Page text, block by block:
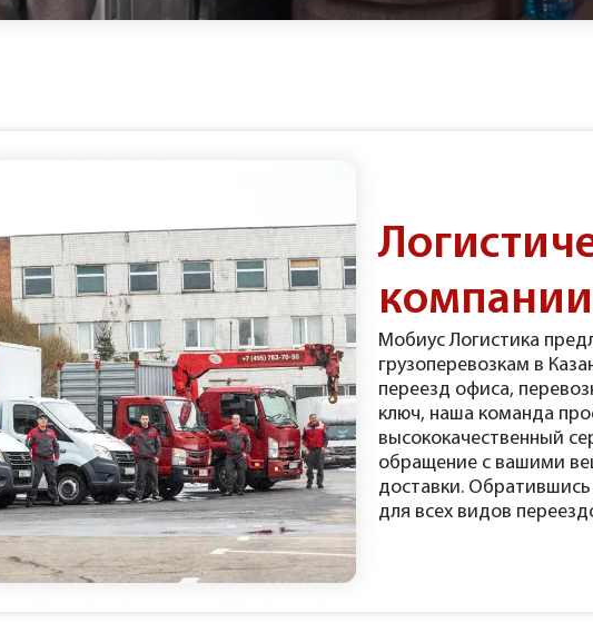
Мобиус Логистика
грузоперевозкам в
переезд офиса,
ключ, наша команда
высококачественный
обращение с вашими
доставки.
для всех видов